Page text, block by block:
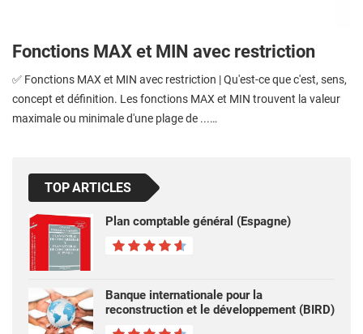
Fonctions MAX et MIN avec restriction
✅ Fonctions MAX et MIN avec restriction | Qu'est-ce que c'est, sens,
concept et définition. Les fonctions MAX et MIN trouvent la valeur
maximale ou minimale d'une plage de ...…
TOP ARTICLES
Plan comptable général (Espagne)
Banque internationale pour la
reconstruction et le développement (BIRD)